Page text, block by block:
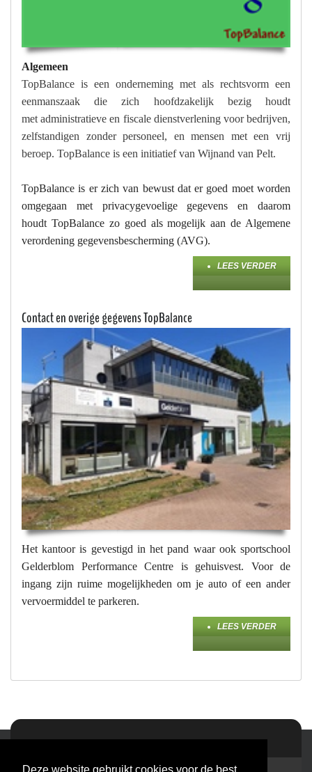
Algemeen
TopBalance is een onderneming met als rechtsvorm een
eenmanszaak die zich hoofdzakelijk bezig houdt
met administratieve en fiscale dienstverlening voor bedrijven,
zelfstandigen zonder personeel, en mensen met een vrij
beroep. TopBalance is een initiatief van Wijnand van Pelt.
TopBalance is er zich van bewust dat er goed moet worden
omgegaan met privacygevoelige gegevens en daarom
houdt TopBalance zo goed als mogelijk aan de Algemene
verordening gegevensbescherming (AVG).
LEES VERDER
Contact en overige gegevens TopBalance
Het kantoor is gevestigd in het pand waar ook sportschool
Gelderblom Performance Centre is gehuisvest. Voor de
ingang zijn ruime mogelijkheden om je auto of een ander
vervoermiddel te parkeren.
LEES VERDER